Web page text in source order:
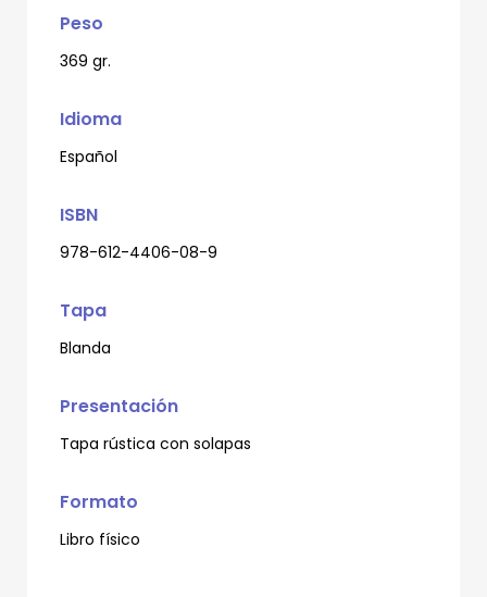
Peso
369 gr.
Idioma
Español
ISBN
978-612-4406-08-9
Tapa
Blanda
Presentación
Tapa rústica con solapas
Formato
Libro físico